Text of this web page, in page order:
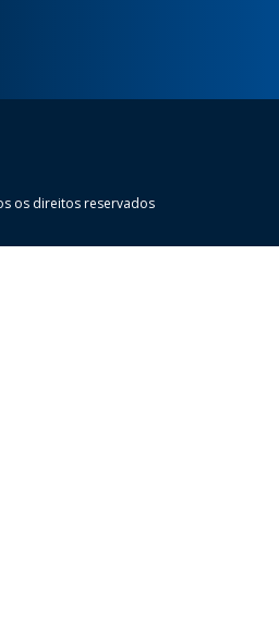
os direitos reservados